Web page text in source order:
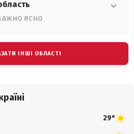
ясно
ІНШІ ОБЛАСТІ
29°